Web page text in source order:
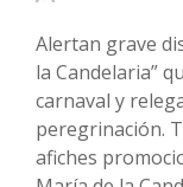
Alertan grave
la Candelaria”
carnaval y
peregrinación.
afiches